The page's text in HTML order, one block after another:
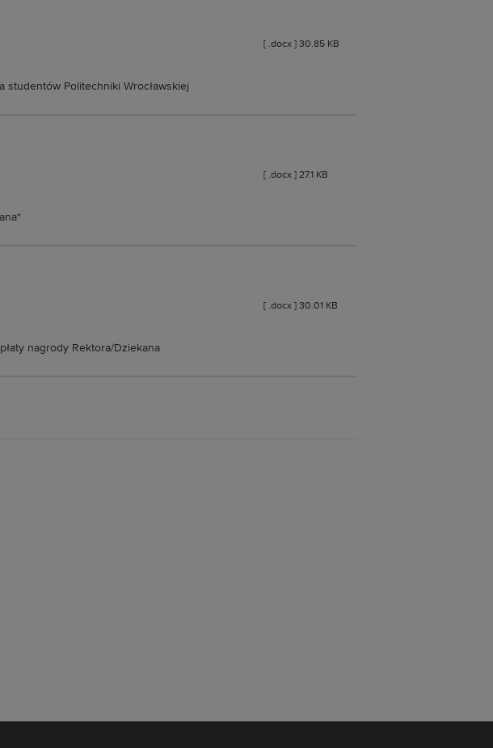
[ .docx ] 30.85 KB
studentów Politechniki Wrocławskiej
[ .docx ] 27.1 KB
[ .docx ] 30.01 KB
nagrody Rektora/Dziekana